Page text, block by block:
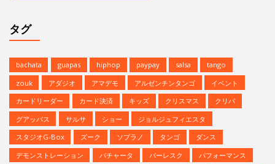
タグ
bachata guapas hiphop paypay salsa
tango
zouk
アダジオ アマデモ アルゼンチンタンゴ
イベント
カードリーダー
カード決済 キッズ クリスマス
クリパ
グアッパス
サルサ ショー
ジョルジュフィエスタ
スタジオG-Box
ズーク ソプラノ タンゴ
ダンス
デモンストレーション
バチャータ バーレスク
パフォーマンス